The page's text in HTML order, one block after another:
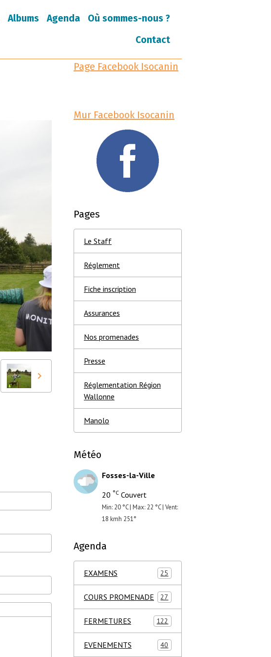
Albums Agenda
Où sommes-nous ?
Contact
Page Facebook Isocanin
Mur Facebook Isocanin
Pages
Le Staff
Réglement
Fiche inscription
Assurances
Nos promenades
Presse
Réglementation Région
Wallonne
Manolo
Météo
Fosses-la-Ville
20 °C Couvert
Min: 20 °C | Max: 22 °C | Vent:
18 kmh 251°
Agenda
EXAMENS 25
COURS PROMENADE 27
FERMETURES 122
EVENEMENTS 40